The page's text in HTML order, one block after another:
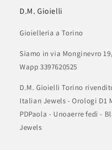
D.M. Gioielli
Gioielleria a Torino
Siamo in via Monginevro
Wapp 3397620525
D.M. Gioielli Torino
Italian Jewels - Orologi D1
PDPaola - Unoaerre fedi -
Jewels